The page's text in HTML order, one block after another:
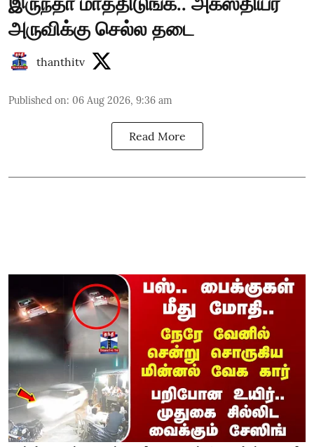
அருவிக்கு செல்ல தடை
thanthitv
Published on: 06 Aug 2026, 9:36 am
Read More